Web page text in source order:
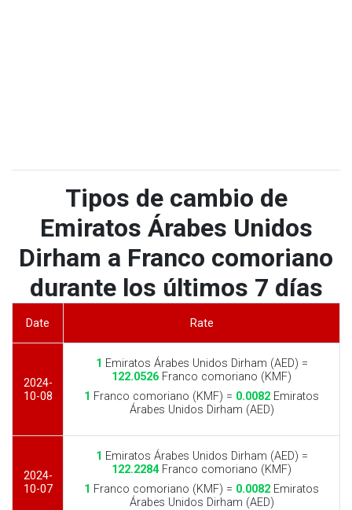
Tipos de cambio de
Emiratos Árabes Unidos
Dirham a Franco comoriano
durante los últimos 7 días
Date Rate
2024-
10-08
1 Emiratos Árabes Unidos Dirham (AED) =
122.0526 Franco comoriano (KMF)
1 Franco comoriano (KMF) = 0.0082 Emiratos
Árabes Unidos Dirham (AED)
2024-
10-07
1 Emiratos Árabes Unidos Dirham (AED) =
122.2284Franco comoriano (KMF)
1 Franco comoriano (KMF) = 0.0082 Emiratos
Árabes Unidos Dirham (AED)